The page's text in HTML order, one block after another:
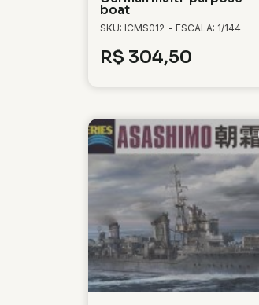
boat
SKU: ICMS012 - ESCALA: 1/144
R$ 304,50